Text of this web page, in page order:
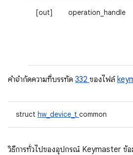
[out] operation_handle
คําจํากัดความที่บรรทัด 332 ของไฟล์
struct hw_device_t common
วิธีการทั่วไปของอุปกรณ์ Keymaster ข้